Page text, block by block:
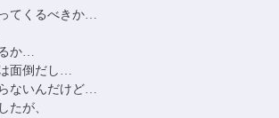
てくるべきか…
か…
倒だし…
いんだけど…
たが、